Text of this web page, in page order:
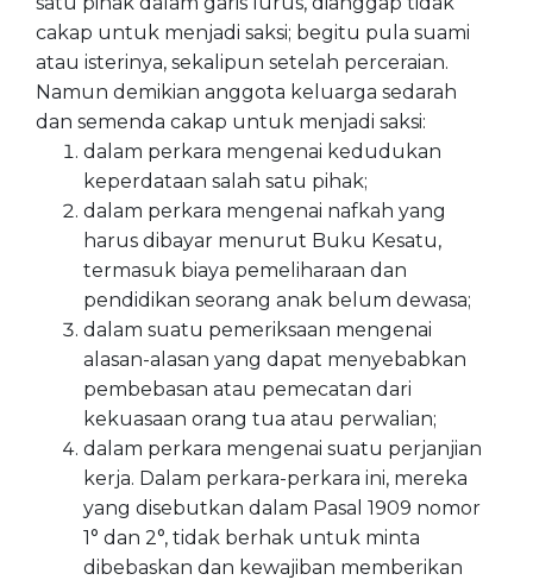
cakap untuk menjadi saksi; begitu pula suami
atau isterinya, sekalipun setelah perceraian.
Namun demikian anggota keluarga sedarah
dan semenda cakap untuk menjadi saksi:
dalam perkara mengenai kedudukan
keperdataan salah satu pihak;
dalam perkara mengenai nafkah yang
harus dibayar menurut Buku Kesatu,
termasuk biaya pemeliharaan dan
pendidikan seorang anak belum dewasa;
dalam suatu pemeriksaan mengenai
alasan-alasan yang dapat menyebabkan
pembebasan atau pemecatan dari
kekuasaan orang tua atau perwalian;
dalam perkara mengenai suatu perjanjian
kerja. Dalam perkara-perkara ini, mereka
yang disebutkan dalam Pasal 1909 nomor
1° dan 2°, tidak berhak untuk minta
dibebaskan dan kewajiban memberikan